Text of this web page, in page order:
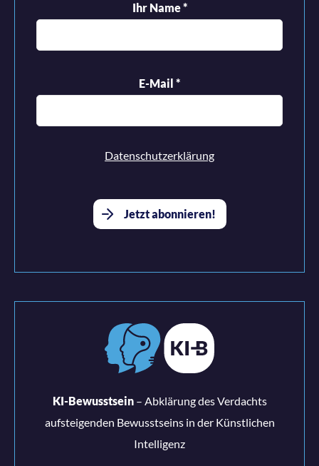
Ihr Name*
E-Mail *
Datenschutzerklärung
KI-Bewusstsein– Abklärung des Verdachts
aufsteigenden Bewusstseins in der Künstlichen
Intelligenz